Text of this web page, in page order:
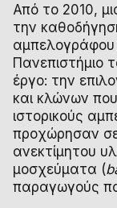
Από το 2010,
την
αμπελογράφου
Πανεπιστήμιο
έργο: την
και κλώνων
ιστορικούς
προχώρησαν
ανεκτίμητου
μοσχεύματα (
παραγωγούς